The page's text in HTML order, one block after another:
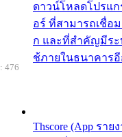
ดาวน์โหลดโปรแก
อร์ ที่สามารถเชื่อ
ก และที่สำคัญมีระ
ช้ภายในธนาคารอี
Thscore (App รา
476